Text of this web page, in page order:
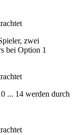
zwei
bei Option 1
... 14 werden durch